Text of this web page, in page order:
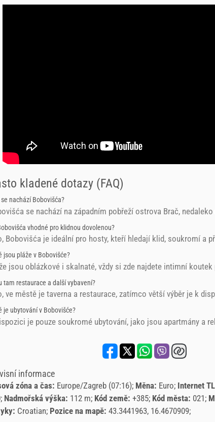
kladené dotazy (FAQ)
se nachází Bobovišća?
se nachází na západním pobřeží ostrova Brač,
vhodné pro klidnou dovolenou?
Bobovišća je ideální pro hosty, kteří hledají klid, soukromí a
jsou pláže v Bobovišće?
jsou oblázkové i skalnaté, vždy si zde najdete intimní koutek
tam restaurace a další vybavení?
ve městě je taverna a restaurace, zatímco větší výběr je k
je ubytování v Bobovišće?
je pouze soukromé ubytování, jako jsou apartmány a
informace
zóna a čas: Europe/Zagreb (07:16) Měna: Euro Internet
Nadmořská výška: 112 m Kód země: +385 Kód města: 021
Croatian Pozice na mapě: 43.3441963, 16.4670909